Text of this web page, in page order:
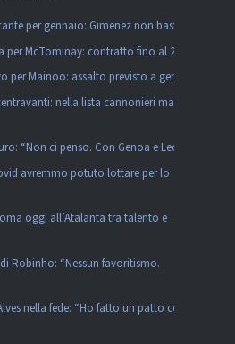
per gennaio: Gimenez non basta
McTominay: contratto fino al 2030
Mainoo: assalto previsto a gennaio
nella lista cannonieri manca il
“Non ci penso. Con Genoa e Lecce…”
avremmo potuto lottare per lo
oggi all’Atalanta tra talento e
Robinho: “Nessun favoritismo.
nella fede: “Ho fatto un patto con